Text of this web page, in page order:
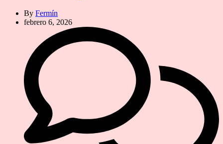
By Fermín
febrero 6, 2026